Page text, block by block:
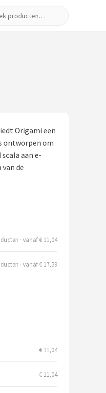
Origami een
ontworpen om
aan e-
de
· vanaf € 11,04
· vanaf € 17,59
€ 11,04
€ 11,04